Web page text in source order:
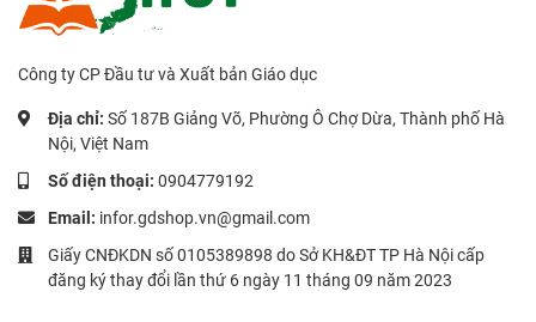
Công ty CP Đầu tư và Xuất bản Giáo dục
Địa chỉ: Số 187B Giảng Võ, Phường Ô Chợ Dừa, Thành phố Hà
Nội, Việt Nam
Số điện thoại: 0904779192
Email: infor.gdshop.vn@gmail.com
Giấy CNĐKDN số 0105389898 do Sở KH&ĐT TP Hà Nội cấp
đăng ký thay đổi lần thứ 6 ngày 11 tháng 09 năm 2023